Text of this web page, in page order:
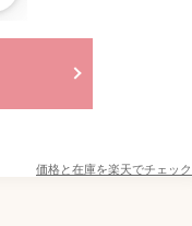
価格と在庫を楽天でチェック